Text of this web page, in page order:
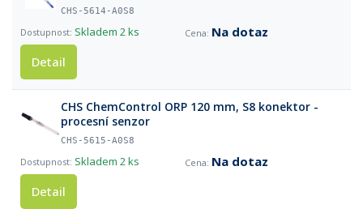
CHS-5614-A0S8
Skladem 2 ks
Na dotaz
Detail
CHS ChemControl ORP 120 mm, S8 konektor -
procesní senzor
CHS-5615-A0S8
Skladem 2 ks
Na dotaz
Detail